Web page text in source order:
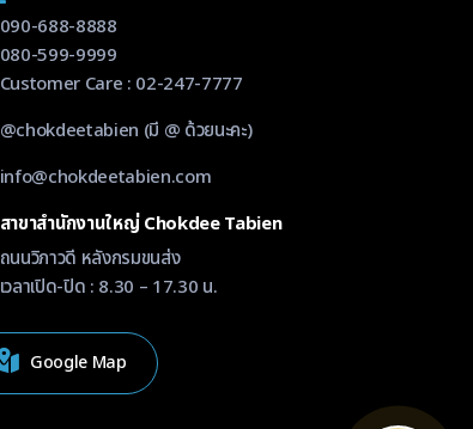
090-688-8888
080-599-9999
Customer Care : 02-247-7777
@chokdeetabien (มี @ ด้วยนะคะ)
info@chokdeetabien.com
สาขาสำนักงานใหญ่ Chokdee Tabien
ถนนวิภาวดี หลังกรมขนส่ง
เวลาเปิด-ปิด : 8.30 – 17.30 น.
Google Map